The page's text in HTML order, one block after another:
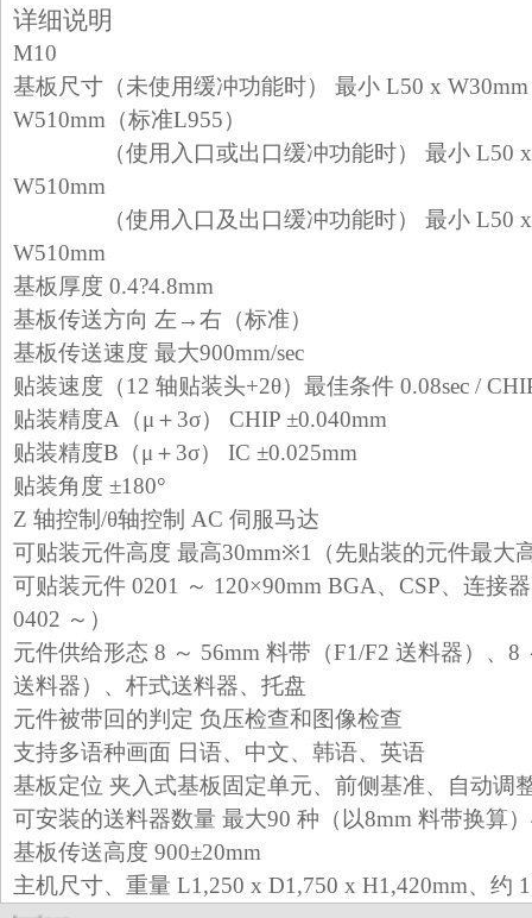
详细说明
M10
基板尺寸（未使用缓冲功能时） 最小 L50 x
W510mm（标准L955）
（使用入口或出口缓冲功能时） 最小 L50 x
W510mm
（使用入口及出口缓冲功能时） 最小 L50 x
W510mm
基板厚度 0.4?4.8mm
基板传送方向 左→右（标准）
基板传送速度 最大900mm/sec
贴装速度（12 轴贴装头+2θ）最佳条件 0.08sec /
贴装精度A（μ＋3σ） CHIP ±0.040mm
贴装精度B（μ＋3σ） IC ±0.025mm
贴装角度 ±180°
Z 轴控制/θ轴控制 AC 伺服马达
可贴装元件高度 最高30mm※1（先贴装的元件最大
可贴装元件 0201 ～ 120×90mm BGA、CSP、连接
0402 ～）
元件供给形态 8 ～ 56mm 料带（F1/F2 送料器）、8
送料器）、杆式送料器、托盘
元件被带回的判定 负压检查和图像检查
支持多语种画面 日语、中文、韩语、英语
基板定位 夹入式基板固定单元、前侧基准、自动调
可安装的送料器数量 最大90 种（以8mm 料带换算
基板传送高度 900±20mm
主机尺寸、重量 L1,250 x D1,750 x H1,420mm、约
Spiral bevel
gearbox
spiral
bevel gear
spiral
bevel gear